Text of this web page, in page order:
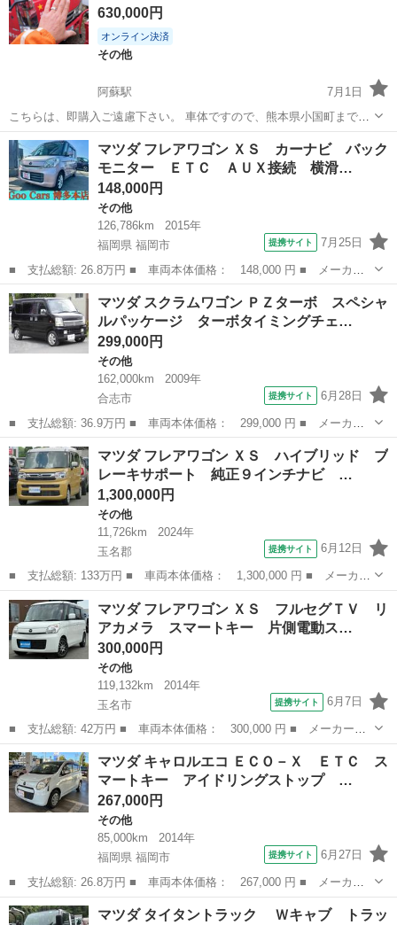
630,000円
オンライン決済
その他
阿蘇駅
7月1日
こちらは、即購入ご遠慮下さい。 車体ですので、熊本県小国町まで現
車確認必須です。 買う気の無い値下げ交渉、ご遠慮下さい。 型式
BKGｰLHR85A 初年度平成20年 車名 マツダ 原動機型式 4JJ1 タ...
熊本 阿蘇市 阿蘇駅
マツダ フレアワゴン ＸＳ カーナビ バック
モニター ＥＴＣ ＡＵＸ接続 横滑…
148,000円
その他
126,786km
2015年
福岡県 福岡市
提携サイト 7月25日
■ 支払総額: 26.8万円 ■ 車両本体価格： 148,000 円 ■ メーカー
名： マツダ ■ 車種名： フレアワゴン ■ グレード名： ＸＳ
カーナビ バックモニター ＥＴＣ ＡＵＸ接続 横滑防止 スマー
トキー ＡＢ...
福岡 福岡市 その他
マツダ スクラムワゴン ＰＺターボ スペシャ
ルパッケージ ターボタイミングチェ…
299,000円
その他
162,000km
2009年
合志市
提携サイト 6月28日
■ 支払総額: 36.9万円 ■ 車両本体価格： 299,000 円 ■ メーカー
名： マツダ ■ 車種名： スクラムワゴン ■ グレード名： ＰＺ
ターボ スペシャルパッケージ ターボタイミングチェーンエンジ
ン ４速ＡＴ ...
熊本 合志市 その他
マツダ フレアワゴン ＸＳ ハイブリッド ブ
レーキサポート 純正９インチナビ …
1,300,000円
その他
11,726km
2024年
玉名郡
提携サイト 6月12日
■ 支払総額: 133万円 ■ 車両本体価格： 1,300,000 円 ■ メーカー
名： マツダ ■ 車種名： フレアワゴン ■ グレード名： ＸＳ
ハイブリッド ブレーキサポート 純正９インチナビ 全方位カメ
ラ フルセグ...
熊本 玉名郡 その他
マツダ フレアワゴン ＸＳ フルセグＴＶ リ
アカメラ スマートキー 片側電動ス…
300,000円
その他
119,132km
2014年
玉名市
提携サイト 6月7日
■ 支払総額: 42万円 ■ 車両本体価格： 300,000 円 ■ メーカー
名： マツダ ■ 車種名： フレアワゴン ■ グレード名： ＸＳ
フルセグＴＶ リアカメラ スマートキー 片側電動スライドドア
■ 排気量： 6...
熊本 玉名市 その他
マツダ キャロルエコ ＥＣＯ－Ｘ ＥＴＣ ス
マートキー アイドリングストップ …
267,000円
その他
85,000km
2014年
福岡県 福岡市
提携サイト 6月27日
■ 支払総額: 26.8万円 ■ 車両本体価格： 267,000 円 ■ メーカー
名： マツダ ■ 車種名： キャロルエコ ■ グレード名： ＥＣＯ
－Ｘ ＥＴＣ スマートキー アイドリングストップ 電動格納ミラ
福岡 福岡市 その他
マツダ タイタントラック Ｗキャブ トラッ